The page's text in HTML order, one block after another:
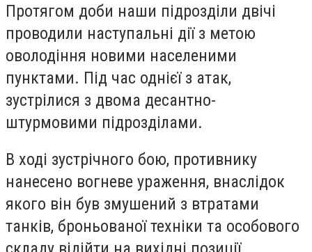
Протягом доби наши підрозділи двічі
проводили наступальні дії з метою
оволодіння новими населеними
пунктами. Під час однієї з атак,
зустрілися з двома десантно-
штурмовими підрозділами.
В ході зустрічного бою, противнику
нанесено вогневе ураження, внаслідок
якого він був змушений з втратами
танків, броньованої техніки та особового